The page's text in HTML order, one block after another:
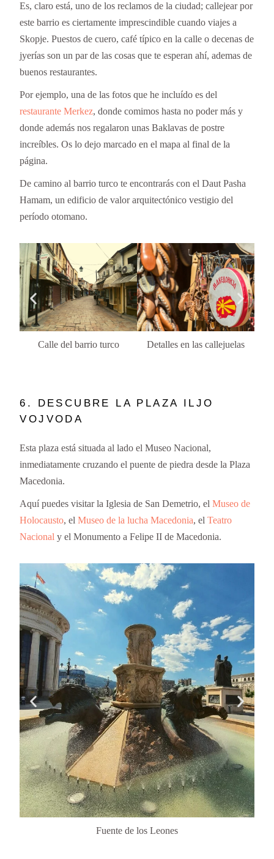
Es, claro está, uno de los reclamos de la ciudad; callejear por
este barrio es ciertamente imprescindible cuando viajes a
Skopje. Puestos de cuero, café típico en la calle o decenas de
jyerías son un par de las cosas que te esperan ahí, ademas de
buenos restaurantes.
Por ejemplo, una de las fotos que he incluído es del
restaurante Merkez, donde comimos hasta no poder más y
donde además nos regalaron unas Baklavas de postre
increíbles. Os lo dejo marcado en el mapa al final de la
página.
De camino al barrio turco te encontrarás con el Daut Pasha
Hamam, un edificio de valor arquitectónico vestigio del
período otomano.
Calle del barrio turco Detalles en las callejuelas
6. DESCUBRE LA PLAZA ILJO
VOJVODA
Esta plaza está situada al lado el Museo Nacional,
inmediatamente cruzando el puente de piedra desde la Plaza
Macedonia.
Aquí puedes visitar la Iglesia de San Demetrio, elMuseo de
Holocausto, elMuseo de la lucha Macedonia, elTeatro
Nacional y el Monumento a Felipe II de Macedonia.
Fuente de los Leones